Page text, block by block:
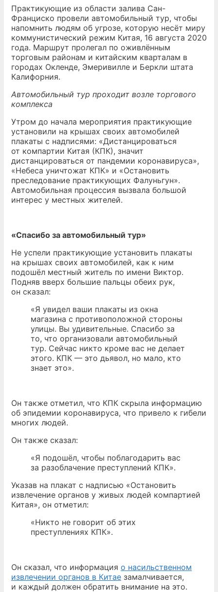
Практикующие из области залива Сан-
Франциско провели автомобильный тур, чтобы
напомнить людям об угрозе, которую несёт миру
коммунистический режим Китая, 16 августа 2020
года. Маршрут пролегал по оживлённым
торговым районам и китайским кварталам в
городах Окленде, Эмеривилле и Беркли штата
Калифорния.
Автомобильный тур проходит возле торгового
комплекса
Утром до начала мероприятия практикующие
установили на крышах своих автомобилей
плакаты с надписями: «Дистанцироваться
от компартии Китая (КПК), значит
дистанцироваться от пандемии коронавируса»,
«Небеса уничтожат КПК» и «Остановить
преследование практикующих Фалуньгун».
Автомобильная процессия вызвала большой
интерес у местных жителей.
«Спасибо за автомобильный тур»
Не успели практикующие установить плакаты
на крышах своих автомобилей, как к ним
подошёл местный житель по имени Виктор.
Подняв вверх большие пальцы обеих рук,
он сказал:
«Я увидел ваши плакаты из окна
магазина с противоположной стороны
улицы. Вы удивительные. Спасибо за
то, что организовали автомобильный
тур. Сейчас никто кроме вас не делает
этого. КПК — это дьявол, но мало, кто
знает это».
Он также отметил, что КПК скрыла информацию
об эпидемии коронавируса, что привело к гибели
многих людей.
Он также сказал:
«Я подошёл, чтобы поблагодарить вас
за разоблачение преступлений КПК».
Указав на плакат с надписью «Остановить
извлечение органов у живых людей компартией
Китая», он отметил:
«Никто не говорит об этих
преступлениях КПК».
Он сказал, что информация о насильственном
извлечении органов в Китае замалчивается,
и каждый должен обратить внимание на это.